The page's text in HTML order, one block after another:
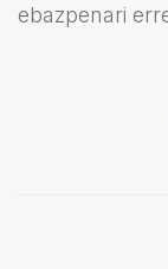
ebazpenari